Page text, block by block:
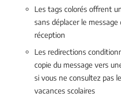
Les tags colorés offrent
sans déplacer le message
réception
Les redirections
copie du message vers
si vous ne consultez pas
vacances scolaires